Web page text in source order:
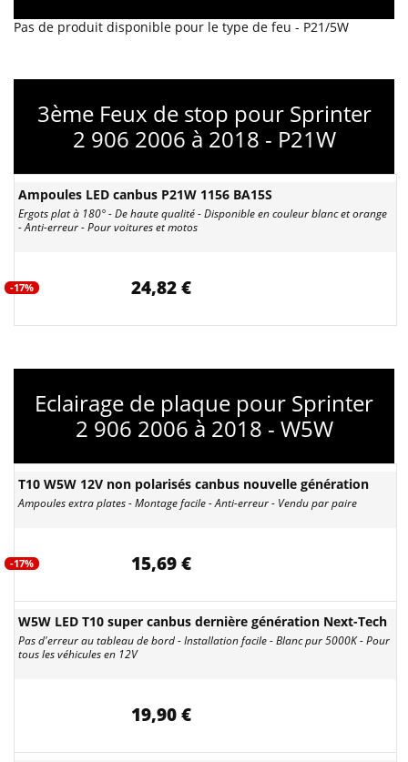
Pas de produit disponible pour le type de feu - P21/5W
3ème Feux de stop pour Sprinter
2 906 2006 à 2018 - P21W
Ampoules LED canbus P21W 1156 BA15S
Ergots plat à 180° - De haute qualité - Disponible en couleur blanc et orange
- Anti-erreur - Pour voitures et motos
-17% 24,82 €
Eclairage de plaque pour Sprinter
2 906 2006 à 2018 - W5W
T10 W5W 12V non polarisés canbus nouvelle génération
Ampoules extra plates - Montage facile - Anti-erreur - Vendu par paire
-17% 15,69 €
W5W LED T10 super canbus dernière génération Next-Tech
Pas d'erreur au tableau de bord - Installation facile - Blanc pur 5000K - Pour
tous les véhicules en 12V
19,90 €